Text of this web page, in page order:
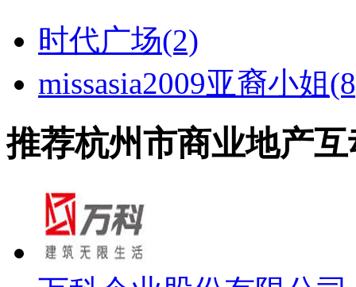
时代广场(2)
missasia2009亚裔小姐
推荐杭州市商业地产